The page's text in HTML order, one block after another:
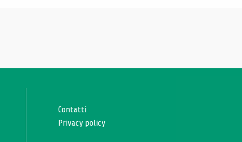
Contatti
Privacy policy